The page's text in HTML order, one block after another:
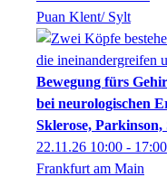
Puan Klent/ Sylt
Bewegung fürs
bei neurologischen
Sklerose,
22.11.26 10:00 - 17:00
Frankfurt am Main